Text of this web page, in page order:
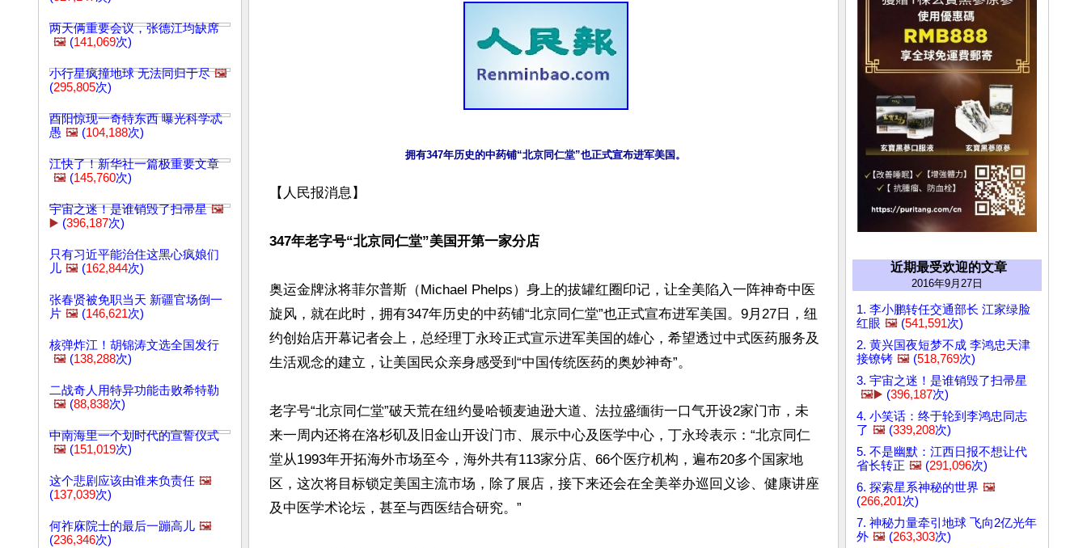
两天俩重要会议，张德江均缺席
🖼️ (141,069次)
小行星疯撞地球 无法同归于尽 🖼️
(295,805次)
酉阳惊现一奇特东西 曝光科学忒
愚 🖼️ (104,188次)
江快了！新华社一篇极重要文章
🖼️ (145,760次)
宇宙之迷！是谁销毁了扫帚星 🖼️
▶️ (396,187次)
只有习近平能治住这黑心疯娘们
儿 🖼️ (162,844次)
张春贤被免职当天 新疆官场倒一
片 🖼️ (146,621次)
核弹炸江！胡锦涛文选全国发行
🖼️ (138,288次)
二战奇人用特异功能击败希特勒
🖼️ (88,838次)
中南海里一个划时代的宣誓仪式
🖼️ (151,019次)
这个悲剧应该由谁来负责任 🖼️
(137,039次)
何祚庥院士的最后一蹦高儿 🖼️
(236,346次)
【人民报消息】
347年老字号“北京同仁堂”美国开第一家分店
奥运金牌泳将菲尔普斯（Michael Phelps）身上的拔罐红圈印记，让全美陷入一阵神奇中医
旋风，就在此时，拥有347年历史的中药铺“北京同仁堂”也正式宣布进军美国。9月27日，纽
约创始店开幕记者会上，总经理丁永玲正式宣示进军美国的雄心，希望透过中式医药服务及
生活观念的建立，让美国民众亲身感受到“中国传统医药的奥妙神奇”。
老字号“北京同仁堂”破天荒在纽约曼哈顿麦迪逊大道、法拉盛缅街一口气开设2家门市，未
来一周内还将在洛杉矶及旧金山开设门市、展示中心及医学中心，丁永玲表示：“北京同仁
堂从1993年开拓海外市场至今，海外共有113家分店、66个医疗机构，遍布20多个国家地
区，这次将目标锁定美国主流市场，除了展店，接下来还会在全美举办巡回义诊、健康讲座
及中医学术论坛，甚至与西医结合研究。”
近期最受欢迎的文章
2016年9月27日
1. 李小鹏转任交通部长 江家绿脸
红眼 🖼️ (541,591次)
2. 黄兴国夜短梦不成 李鸿忠天津
接镣铐 🖼️ (518,769次)
3. 宇宙之迷！是谁销毁了扫帚星
🖼️▶️ (396,187次)
4. 小笑话：终于轮到李鸿忠同志
了 🖼️ (339,208次)
5. 不是幽默：江西日报不想让代
省长转正 🖼️ (291,096次)
6. 探索星系神秘的世界 🖼️
(266,201次)
7. 神秘力量牵引地球 飞向2亿光年
外 🖼️ (263,303次)